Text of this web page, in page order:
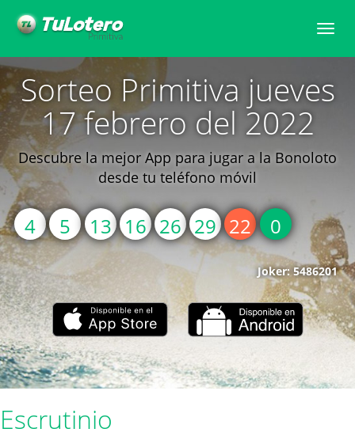
Toggle
Sorteo Primitiva jueves
17 febrero del 2022
Descubre la mejor App para jugar a la Bonoloto
desde tu teléfono móvil
4 5 13 16 26 29 22 0
Joker: 5486201
Escrutinio